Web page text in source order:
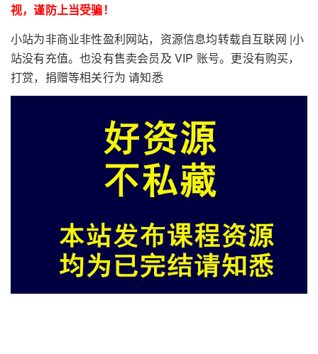
视，谨防上当受骗！
小站为非商业非性盈利网站，资源信息均转载自互联网 |小
站没有充值。也没有售卖会员及 VIP 账号。更没有购买，
打赏，捐赠等相关行为 请知悉